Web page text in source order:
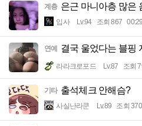
계층 은근 마니아층 많은
입사 Lv.94 조회 867 00:29
연예 결국 울었다는 블핑
라라크로포드 Lv.87 조회
기타 출석체크 안해슴?
사실난라쿤 Lv.89 조회 370